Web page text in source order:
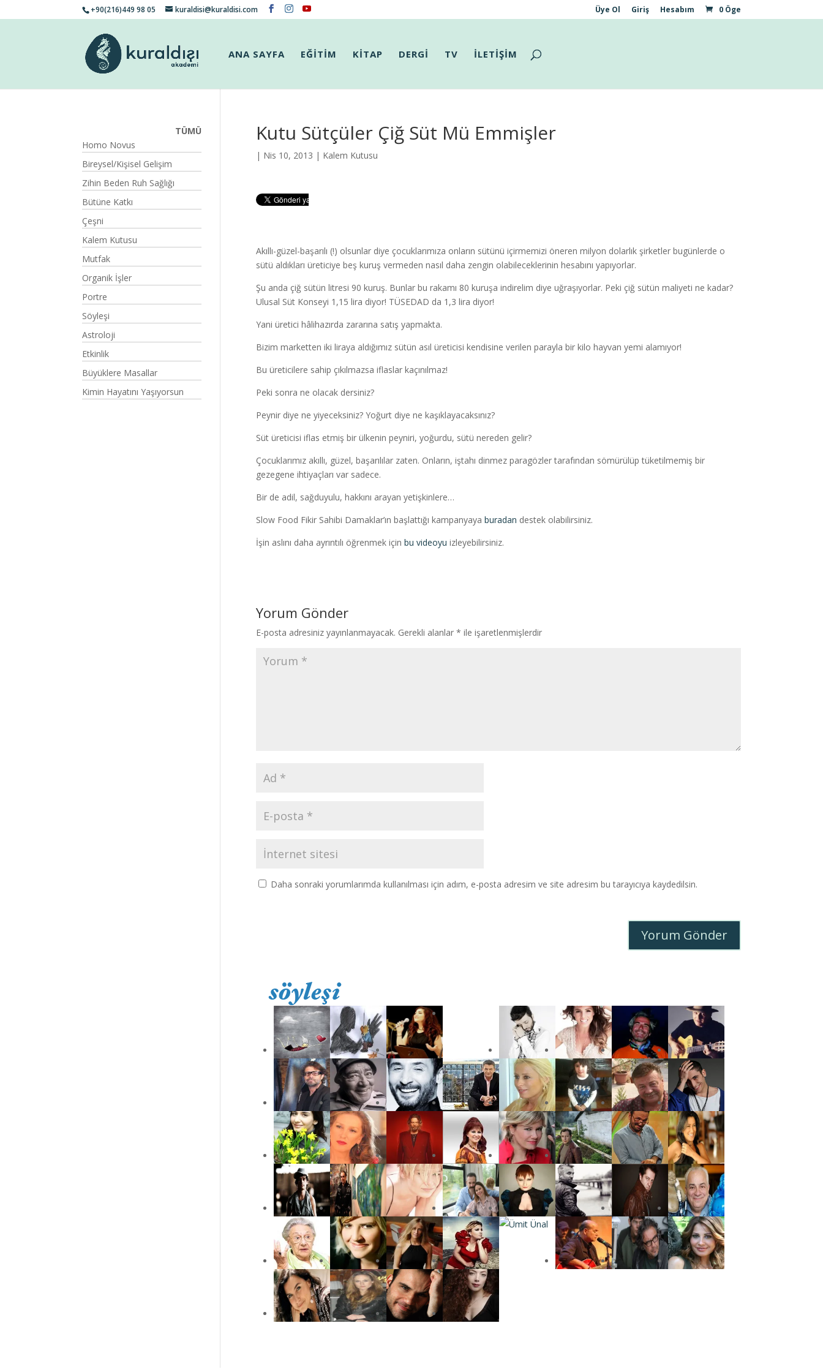
+90(216)449 98 05 kuraldisi@kuraldisi.com Üye Ol Giriş Hesabım 0 Öge
ANA SAYFA EĞİTİM KİTAP DERGİ TV İLETİŞİM
Kutu Sütçüler Çiğ Süt Mü Emmişler
| Nis 10, 2013 | Kalem Kutusu
Akıllı-güzel-başarılı (!) olsunlar diye çocuklarımıza onların sütünü içirmemizi öneren milyon dolarlık şirketler bugünlerde o
sütü aldıkları üreticiye beş kuruş vermeden nasıl daha zengin olabileceklerinin hesabını yapıyorlar.
Şu anda çiğ sütün litresi 90 kuruş. Bunlar bu rakamı 80 kuruşa indirelim diye uğraşıyorlar. Peki çiğ sütün maliyeti ne kadar?
Ulusal Süt Konseyi 1,15 lira diyor! TÜSEDAD da 1,3 lira diyor!
Yani üretici hâlihazırda zararına satış yapmakta.
Bizim marketten iki liraya aldığımız sütün asıl üreticisi kendisine verilen parayla bir kilo hayvan yemi alamıyor!
Bu üreticilere sahip çıkılmazsa iflaslar kaçınılmaz!
Peki sonra ne olacak dersiniz?
Peynir diye ne yiyeceksiniz? Yoğurt diye ne kaşıklayacaksınız?
Süt üreticisi iflas etmiş bir ülkenin peyniri, yoğurdu, sütü nereden gelir?
Çocuklarımız akıllı, güzel, başarılılar zaten. Onların, iştahı dinmez paragözler tarafından sömürülüp tüketilmemiş bir
gezegene ihtiyaçları var sadece.
Bir de adil, sağduyulu, hakkını arayan yetişkinlere…
Slow Food Fikir Sahibi Damaklar’ın başlattığı kampanyaya buradan destek olabilirsiniz.
İşin aslını daha ayrıntılı öğrenmek için bu videoyu izleyebilirsiniz.
Yorum Gönder
E-posta adresiniz yayınlanmayacak. Gerekli alanlar * ile işaretlenmişlerdir
Daha sonraki yorumlarımda kullanılması için adım, e-posta adresim ve site adresim bu tarayıcıya kaydedilsin.
TÜMÜ
Homo Novus
Bireysel/Kişisel Gelişim
Zihin Beden Ruh Sağlığı
Bütüne Katkı
Çeşni
Kalem Kutusu
Mutfak
Organik İşler
Portre
Söyleşi
Astroloji
Etkinlik
Büyüklere Masallar
Kimin Hayatını Yaşıyorsun